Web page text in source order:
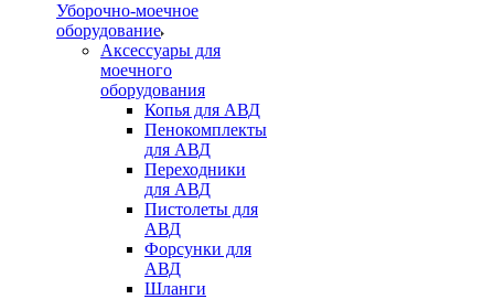
Уборочно-моечное
оборудование
Аксессуары для
моечного
оборудования
Копья для АВД
Пенокомплекты
для АВД
Переходники
для АВД
Пистолеты для
АВД
Форсунки для
АВД
Шланги